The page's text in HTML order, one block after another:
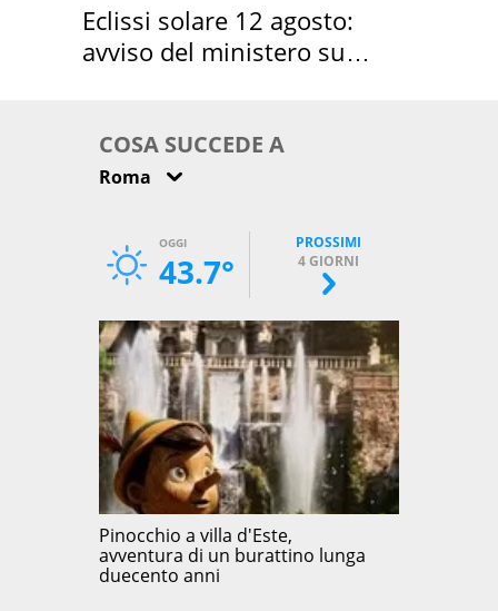
Eclissi solare 12 agosto:
avviso del ministero su